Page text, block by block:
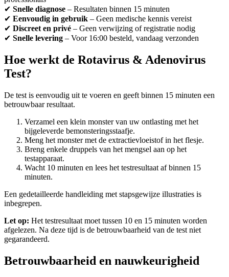
✔ Snelle diagnose – Resultaten binnen 15 minuten
✔ Eenvoudig in gebruik – Geen medische kennis vereist
✔ Discreet en privé – Geen verwijzing of registratie nodig
✔ Snelle levering – Voor 16:00 besteld, vandaag verzonden
Hoe werkt de Rotavirus & Adenovirus
Test?
De test is eenvoudig uit te voeren en geeft binnen 15 minuten een
betrouwbaar resultaat.
Verzamel een klein monster van uw ontlasting met het
bijgeleverde bemonsteringsstaafje.
Meng het monster met de extractievloeistof in het flesje.
Breng enkele druppels van het mengsel aan op het
testapparaat.
Wacht 10 minuten en lees het testresultaat af binnen 15
minuten.
Een gedetailleerde handleiding met stapsgewijze illustraties is
inbegrepen.
Let op: Het testresultaat moet tussen 10 en 15 minuten worden
afgelezen. Na deze tijd is de betrouwbaarheid van de test niet
gegarandeerd.
Betrouwbaarheid en nauwkeurigheid